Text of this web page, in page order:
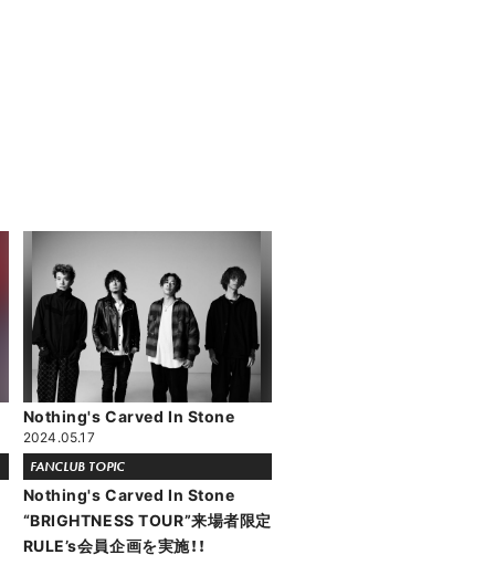
Nothing's Carved In Stone
2024.05.17
FANCLUB TOPIC
Nothing's Carved In Stone
“BRIGHTNESS TOUR”来場者限定
RULE’s会員企画を実施！！